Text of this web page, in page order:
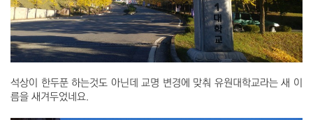
석상이 한두푼 하는것도 아닌데 교명 변경에 맞춰 유원대학교라는 새 이
름을 새겨두었네요.